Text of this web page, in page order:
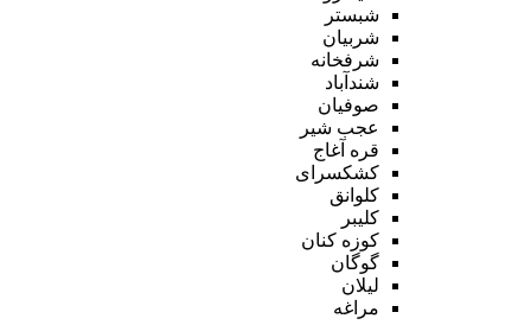
شبستر
شربیان
شرفخانه
شندآباد
صوفیان
عجب شیر
قره آغاج
کشکسرای
کلوانق
کلیبر
کوزه کنان
گوگان
لیلان
مراغه